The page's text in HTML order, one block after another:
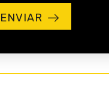
ENVIAR